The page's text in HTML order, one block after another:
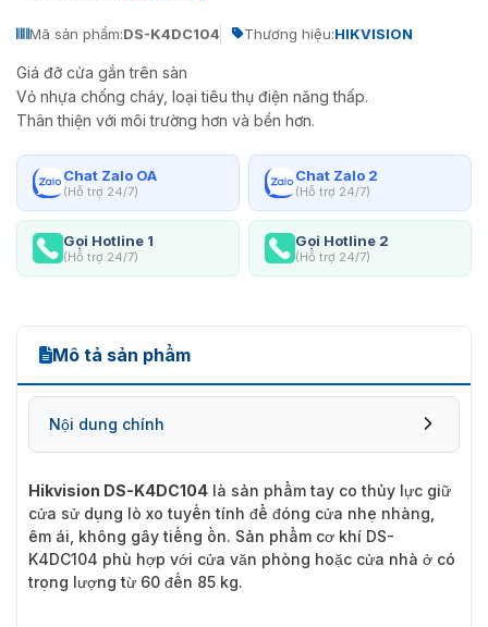
Mã sản phẩm:DS-K4DC104 Thương hiệu:HIKVISION
Giá đỡ cửa gắn trên sàn
Vỏ nhựa chống cháy, loại tiêu thụ điện năng thấp.
Thân thiện với môi trường hơn và bền hơn.
Chat Zalo OA
(Hỗ trợ 24/7)
Chat Zalo 2
(Hỗ trợ 24/7)
Gọi Hotline 1
(Hỗ trợ 24/7)
Gọi Hotline 2
(Hỗ trợ 24/7)
Mô tả sản phẩm
Nội dung chính
Hikvision DS-K4DC104 là sản phẩm tay co thủy lực giữ
cửa sử dụng lò xo tuyến tính để đóng cửa nhẹ nhàng,
êm ái, không gây tiếng ồn. Sản phẩm cơ khí DS-
K4DC104 phù hợp với cửa văn phòng hoặc cửa nhà ở có
trọng lượng từ 60 đến 85 kg.